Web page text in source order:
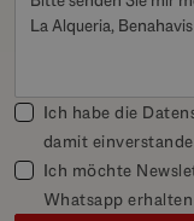
Ich habe die
damit
Ich möchte
Whatsapp erhalten